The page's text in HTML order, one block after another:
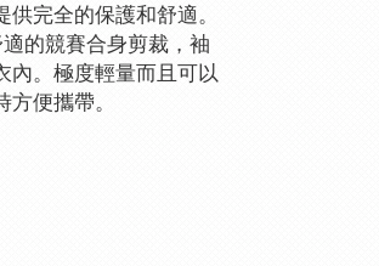
供完全的保護和舒適。
的競賽合身剪裁，袖
內。極度輕量而且可以
便攜帶。